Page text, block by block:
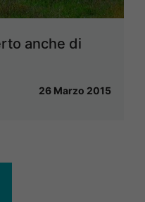
anche di
26 Marzo 2015